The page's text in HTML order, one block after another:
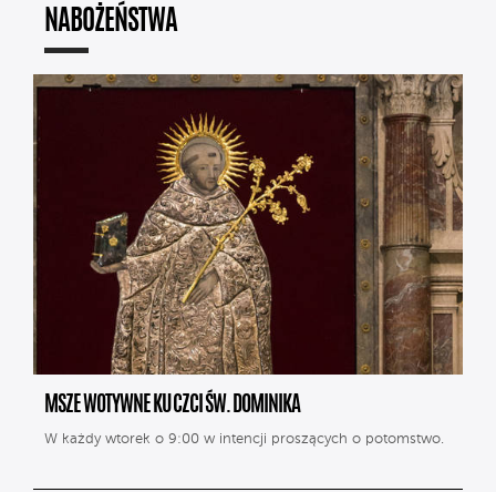
NABOŻEŃSTWA
MSZE WOTYWNE KU CZCI ŚW. DOMINIKA
W każdy wtorek o 9:00 w intencji proszących o potomstwo.